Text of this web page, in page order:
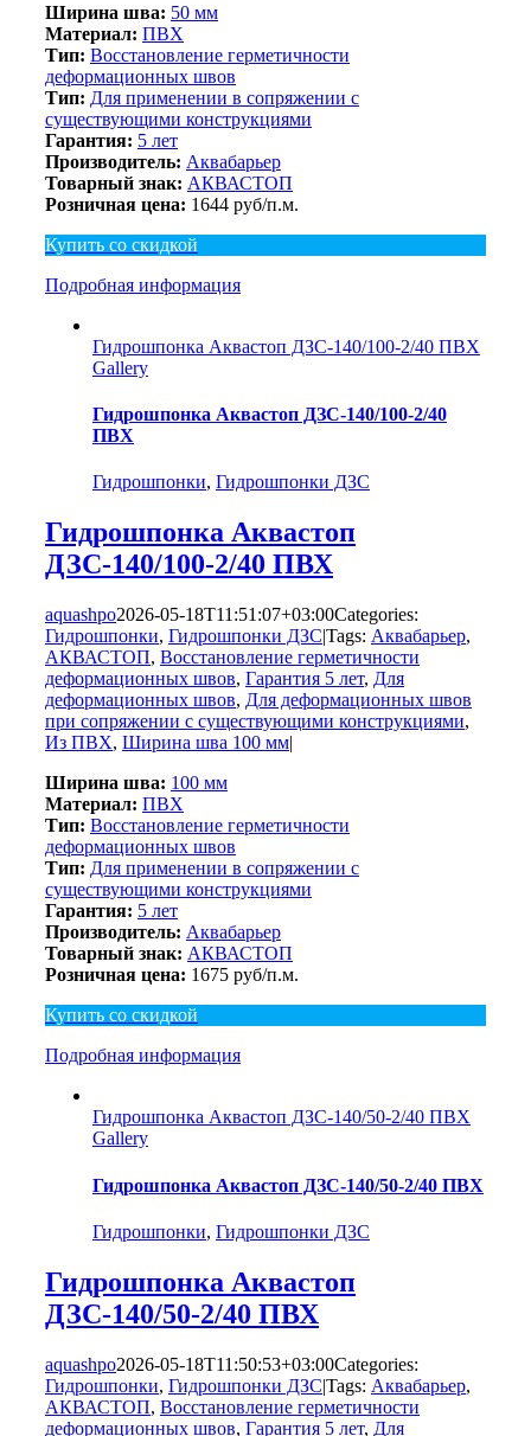
Ширина шва: 50 мм
Материал: ПВХ
Тип: Восстановление герметичности
деформационных швов
Тип: Для применении в сопряжении с
существующими конструкциями
Гарантия: 5 лет
Производитель: Аквабарьер
Товарный знак: АКВАСТОП
Розничная цена: 1644 руб/п.м.
Купить со скидкой
Подробная информация
Гидрошпонка Аквастоп ДЗС-140/100-2/40 ПВХ
Gallery
Гидрошпонка Аквастоп ДЗС-140/100-2/40
ПВХ
Гидрошпонки, Гидрошпонки ДЗС
Гидрошпонка Аквастоп
ДЗС-140/100-2/40 ПВХ
aquashpo2026-05-18T11:51:07+03:00Categories:
Гидрошпонки, Гидрошпонки ДЗС|Tags: Аквабарьер,
АКВАСТОП, Восстановление герметичности
деформационных швов, Гарантия 5 лет, Для
деформационных швов, Для деформационных швов
при сопряжении с существующими конструкциями,
Из ПВХ, Ширина шва 100 мм|
Ширина шва: 100 мм
Материал: ПВХ
Тип: Восстановление герметичности
деформационных швов
Тип: Для применении в сопряжении с
существующими конструкциями
Гарантия: 5 лет
Производитель: Аквабарьер
Товарный знак: АКВАСТОП
Розничная цена: 1675 руб/п.м.
Купить со скидкой
Подробная информация
Гидрошпонка Аквастоп ДЗС-140/50-2/40 ПВХ
Gallery
Гидрошпонка Аквастоп ДЗС-140/50-2/40 ПВХ
Гидрошпонки, Гидрошпонки ДЗС
Гидрошпонка Аквастоп
ДЗС-140/50-2/40 ПВХ
aquashpo2026-05-18T11:50:53+03:00Categories:
Гидрошпонки, Гидрошпонки ДЗС|Tags: Аквабарьер,
АКВАСТОП, Восстановление герметичности
деформационных швов, Гарантия 5 лет, Для